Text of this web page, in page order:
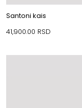
Santoni kais
41,900.00 RSD